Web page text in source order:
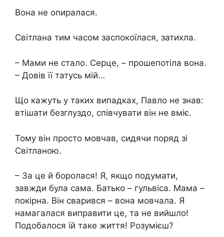
Вона не опиралася.
Світлана тим часом заспокоїлася, затихла.
– Мами не стало. Серце, – прошепотіла вона.
– Довів її татусь мій…
Що кажуть у таких випадках, Павло не знав:
втішати безглуздо, співчувати він не вміє.
Тому він просто мовчав, сидячи поряд зі
Світланою.
– За це й боролася! Я, якщо подумати,
завжди була сама. Батько – гульвіса. Мама –
покірна. Він сварився – вона мовчала. Я
намагалася виправити це, та не вийшло!
Подобалося їй таке життя! Розумієш?